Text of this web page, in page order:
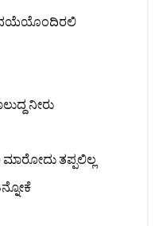
ದಯೆಯೊಂದಿರಲಿ
ನೀರು
ತಪ್ಪಲಿಲ್ಲ